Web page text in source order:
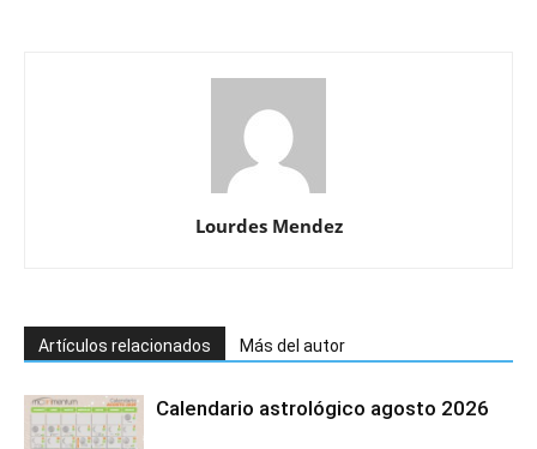
Lourdes Mendez
Artículos relacionados Más del autor
Calendario astrológico agosto 2026